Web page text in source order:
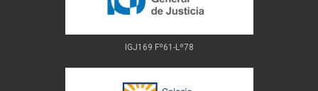
IGJ169 Fº61-Lº78